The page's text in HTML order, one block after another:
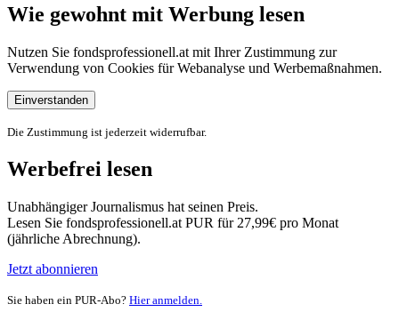
Wie gewohnt mit Werbung lesen
Nutzen Sie fondsprofessionell.at mit Ihrer Zustimmung zur
Verwendung von Cookies für Webanalyse und Werbemaßnahmen.
Einverstanden
Die Zustimmung ist jederzeit widerrufbar.
Werbefrei lesen
Unabhängiger Journalismus hat seinen Preis.
Lesen Sie fondsprofessionell.at PUR für 27,99€ pro Monat
(jährliche Abrechnung).
Jetzt abonnieren
Sie haben ein PUR-Abo? Hier anmelden.